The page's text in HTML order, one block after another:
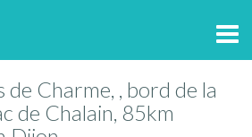
Charme, , bord de la
de Chalain, 85km